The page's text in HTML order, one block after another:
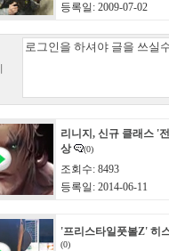
등록일: 2009-07-02
리니지, 신규 클래스 '
상
(0)
조회수: 8493
등록일: 2014-06-11
'프리스타일풋볼Z' 히
(0)